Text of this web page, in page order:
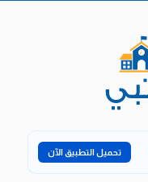
تحميل التطبيق الآن